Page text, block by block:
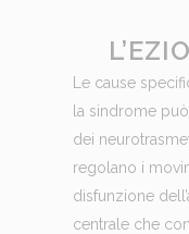
Le cause
la sindrome
dei
regolano i
disfunzione
centrale che